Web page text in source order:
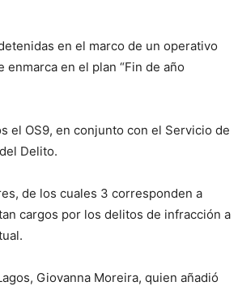
en el marco de un operativo
en el plan “Fin de año
el OS9, en conjunto con el Servicio de
Delito.
de los cuales 3 corresponden a
cargos por los delitos de infracción a
Giovanna Moreira, quien añadió